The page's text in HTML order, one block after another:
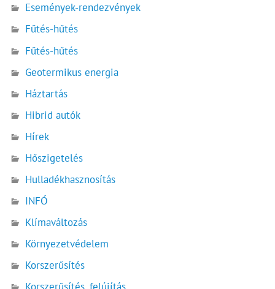
Események-rendezvények
Fűtés-hűtés
Fűtés-hűtés
Geotermikus energia
Háztartás
Hibrid autók
Hírek
Hőszigetelés
Hulladékhasznosítás
INFÓ
Klímaváltozás
Környezetvédelem
Korszerűsítés